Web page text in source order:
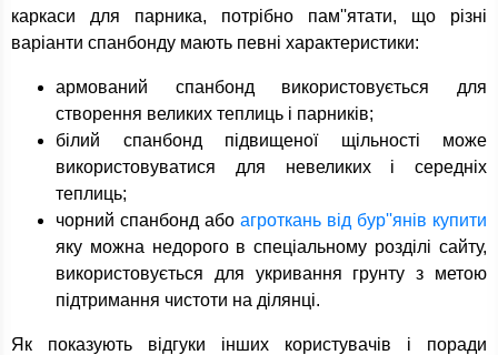
каркаси для парника, потрібно пам''ятати, що різні
варіанти спанбонду мають певні характеристики:
армований спанбонд використовується для
створення великих теплиць і парників;
білий спанбонд підвищеної щільності може
використовуватися для невеликих і середніх
теплиць;
чорний спанбонд або агроткань від бур''янів купити
яку можна недорого в спеціальному розділі сайту,
використовується для укривання грунту з метою
підтримання чистоти на ділянці.
Як показують відгуки інших користувачів і поради